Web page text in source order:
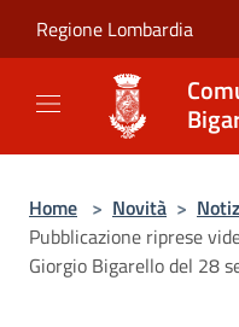
Regione Lombardia
Home > Novità >
Pubblicazione riprese
Giorgio Bigarello del 28